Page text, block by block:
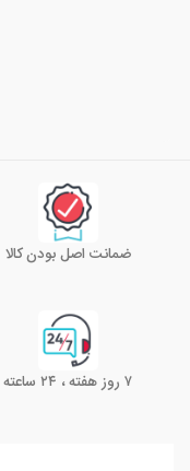
ضمانت اصل بودن کالا
۷ روز هفته ، ۲۴ ساعته